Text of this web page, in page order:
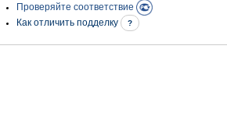
Проверяйте соответствие
Как отличить подделку
?